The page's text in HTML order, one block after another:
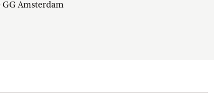
GG Amsterdam